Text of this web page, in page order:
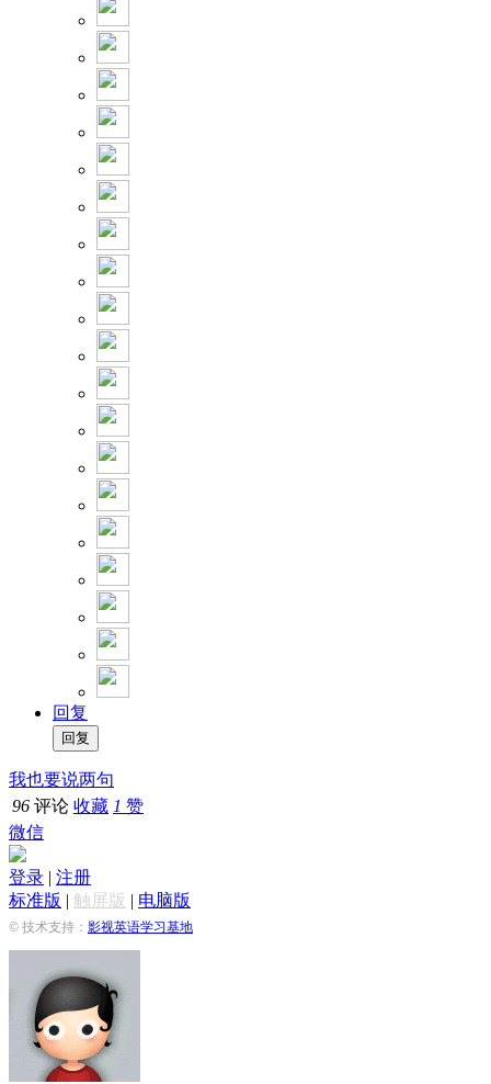
回复
我也要说两句
96 评论 收藏 1 赞
微信
登录 | 注册
标准版 | 触屏版 | 电脑版
© 技术支持： 影视英语学习基地